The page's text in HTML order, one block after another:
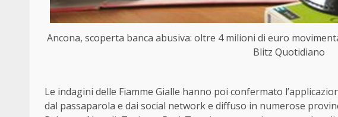
Ancona, scoperta banca abusiva: oltre 4 milioni di euro
Blitz Quotidiano
Le indagini delle Fiamme Gialle hanno poi confermato
dal passaparola e dai social network e diffuso in numerose